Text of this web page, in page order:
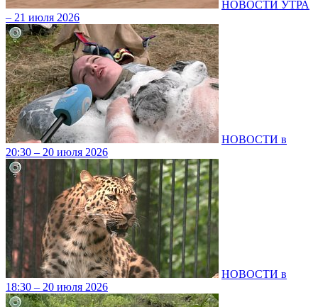
НОВОСТИ УТРА
– 21 июля 2026
НОВОСТИ в
20:30 – 20 июля 2026
НОВОСТИ в
18:30 – 20 июля 2026